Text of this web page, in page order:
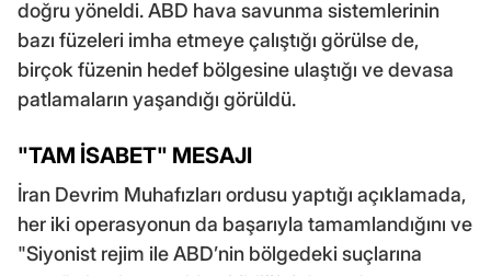
doğru yöneldi. ABD hava savunma sistemlerinin
bazı füzeleri imha etmeye çalıştığı görülse de,
birçok füzenin hedef bölgesine ulaştığı ve devasa
patlamaların yaşandığı görüldü.
"TAM İSABET" MESAJI
İran Devrim Muhafızları ordusu yaptığı açıklamada,
her iki operasyonun da başarıyla tamamlandığını ve
"Siyonist rejim ile ABD’nin bölgedeki suçlarına